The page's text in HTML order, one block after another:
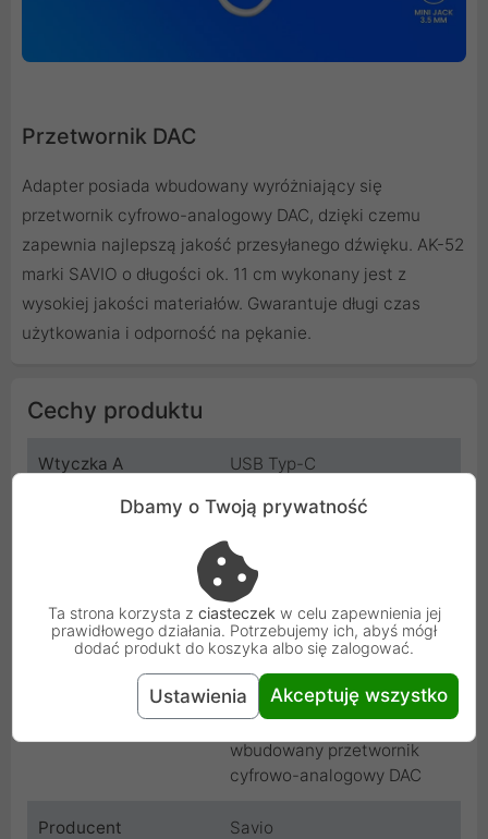
Przetwornik DAC
Adapter posiada wbudowany wyróżniający się
przetwornik cyfrowo-analogowy DAC, dzięki czemu
zapewnia najlepszą jakość przesyłanego dźwięku. AK-52
marki SAVIO o długości ok. 11 cm wykonany jest z
wysokiej jakości materiałów. Gwarantuje długi czas
użytkowania i odporność na pękanie.
Cechy produktu
Wtyczka A USB Typ-C
Wtyczka B Mini Jack (żeński)
Przejściówka
Długość 0.11 m
Biały
Dodatkowe informacje Urządzenie posiada
wbudowany przetwornik
cyfrowo-analogowy DAC
Producent Savio
Dbamy o Twoją prywatność
Ta strona korzysta z ciasteczek w celu zapewnienia jej
prawidłowego działania. Potrzebujemy ich, abyś mógł
dodać produkt do koszyka albo się zalogować.
Ustawienia Akceptuję wszystko